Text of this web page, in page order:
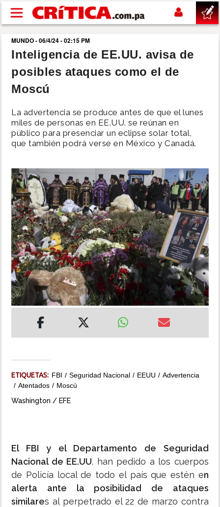
Pasar al contenido principal
buscar
SUCESOS
POLÍTICA
DEPORTES
MUNDO
INSÓLITAS
MULTIMEDIA
IMPRESO
MUNDO - 06/4/24 - 02:15 PM
Inteligencia de EE.UU. avisa de
posibles ataques como el de
Moscú
La advertencia se produce antes de que el lunes
miles de personas en EE.UU. se reúnan en
público para presenciar un eclipse solar total,
que también podrá verse en México y Canadá.
ETIQUETAS: FBI Seguridad Nacional EEUU
Advertencia
Atentados
Moscú
Washington / EFE
El FBI y el Departamento de Seguridad
Nacional de EE.UU. han pedido a los cuerpos
de Policía local de todo el país que estén en
alerta ante la posibilidad de ataques
similares al perpetrado el 22 de marzo contra